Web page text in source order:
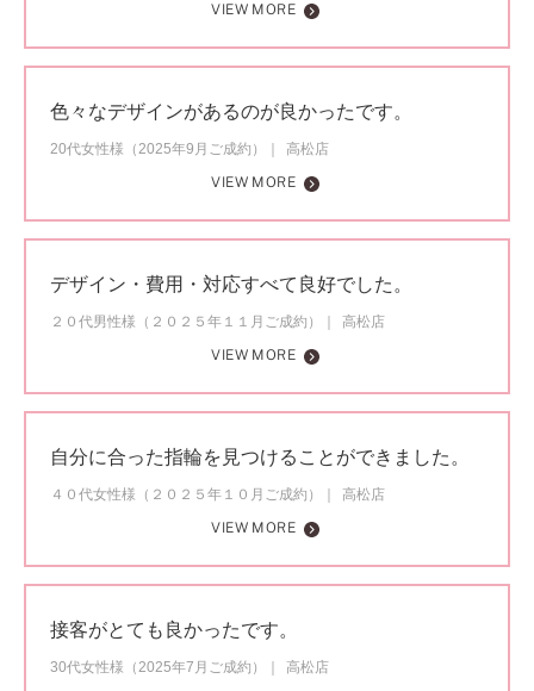
VIEW MORE
色々なデザインがあるのが良かったです。
20代女性様（2025年9月ご成約）
高松店
VIEW MORE
デザイン・費用・対応すべて良好でした。
２０代男性様（２０２５年１１月ご成約）
高松店
VIEW MORE
自分に合った指輪を見つけることができました。
４０代女性様（２０２５年１０月ご成約）
高松店
VIEW MORE
接客がとても良かったです。
30代女性様（2025年7月ご成約）
高松店